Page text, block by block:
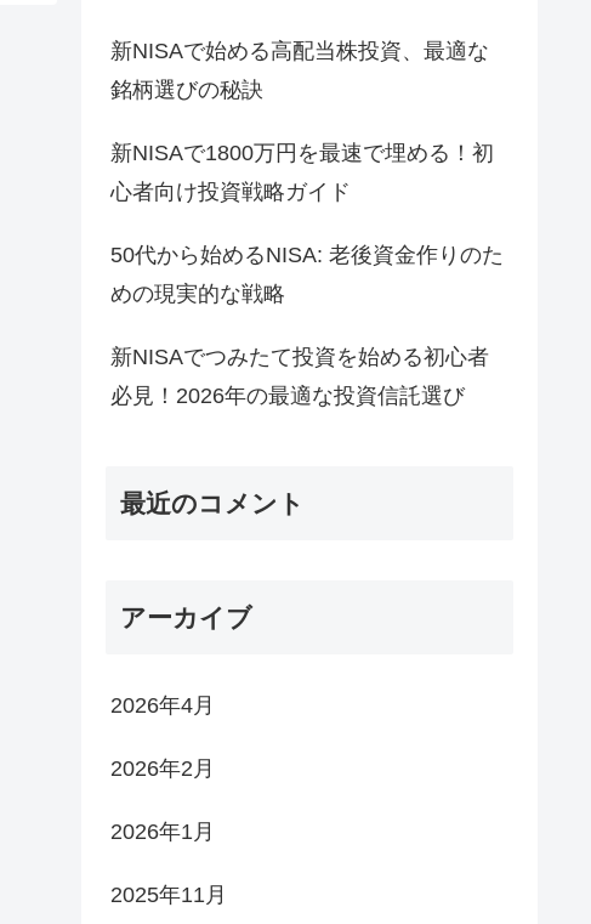
新NISAで始める高配当株投資、最適な
銘柄選びの秘訣
新NISAで1800万円を最速で埋める！初
心者向け投資戦略ガイド
50代から始めるNISA: 老後資金作りのた
めの現実的な戦略
新NISAでつみたて投資を始める初心者
必見！2026年の最適な投資信託選び
最近のコメント
アーカイブ
2026年4月
2026年2月
2026年1月
2025年11月